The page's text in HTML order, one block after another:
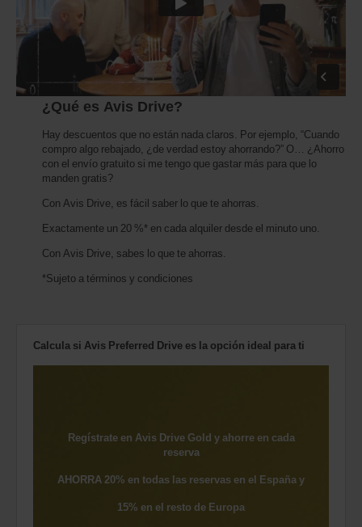
¿Qué es Avis Drive?
Hay descuentos que no están nada claros. Por ejemplo, “Cuando
compro algo rebajado, ¿de verdad estoy ahorrando?” O… ¿Ahorro
con el envío gratuito si me tengo que gastar más para que lo
manden gratis?
Con Avis Drive, es fácil saber lo que te ahorras.
Exactamente un 20 %* en cada alquiler desde el minuto uno.
Con Avis Drive, sabes lo que te ahorras.
*Sujeto a términos y condiciones
Calcula si Avis Preferred Drive es la opción ideal para ti
Regístrate en Avis Drive Gold y ahorre en cada
reserva
AHORRA 20% en todas las reservas en el España y
15% en el resto de Europa